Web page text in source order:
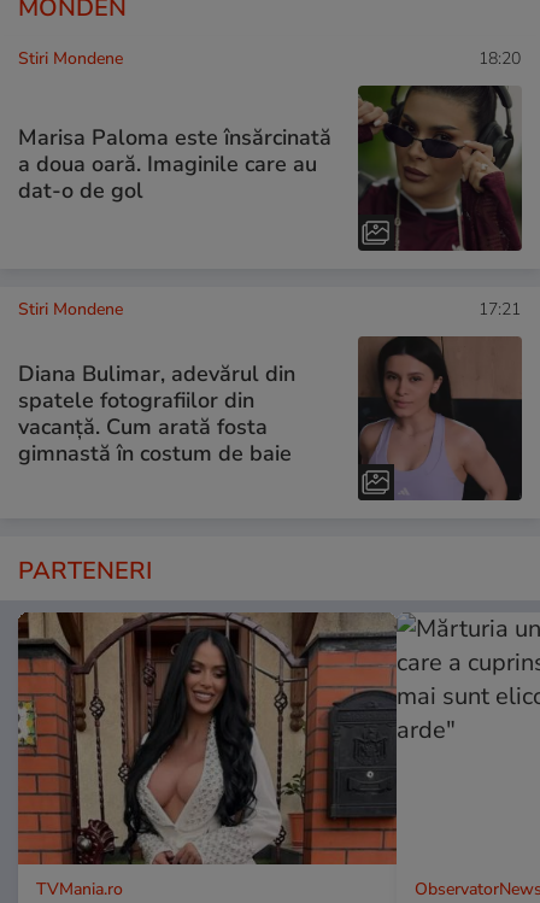
MONDEN
Stiri Mondene 18:20
Marisa Paloma este însărcinată
a doua oară. Imaginile care au
dat-o de gol
Stiri Mondene 17:21
Diana Bulimar, adevărul din
spatele fotografiilor din
vacanță. Cum arată fosta
gimnastă în costum de baie
PARTENERI
TVMania.ro